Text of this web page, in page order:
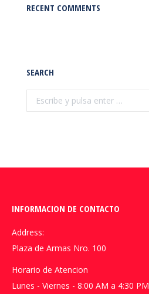
RECENT COMMENTS
SEARCH
INFORMACION DE CONTACTO
Address:
Plaza de Armas Nro. 100
Horario de Atencion
Lunes - Viernes - 8:00 AM a 4:30 PM